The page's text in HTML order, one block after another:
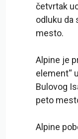
četvrtak
odluku da
mesto.
Alpine je
element“
Bulovog
peto
Alpine